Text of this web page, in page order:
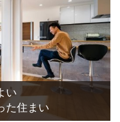
い
た住まい